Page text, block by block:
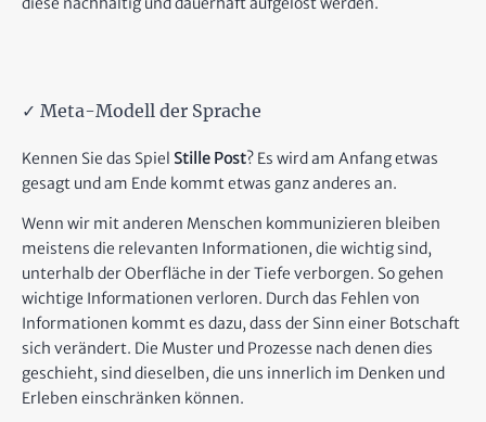
✓ Meta-Modell der Sprache
Kennen Sie das Spiel Stille Post? Es wird am Anfang etwas
gesagt und am Ende kommt etwas ganz anderes an.
Wenn wir mit anderen Menschen kommunizieren bleiben
meistens die relevanten Informationen, die wichtig sind,
unterhalb der Oberfläche in der Tiefe verborgen. So gehen
wichtige Informationen verloren. Durch das Fehlen von
Informationen kommt es dazu, dass der Sinn einer Botschaft
sich verändert. Die Muster und Prozesse nach denen dies
geschieht, sind dieselben, die uns innerlich im Denken und
Erleben einschränken können.